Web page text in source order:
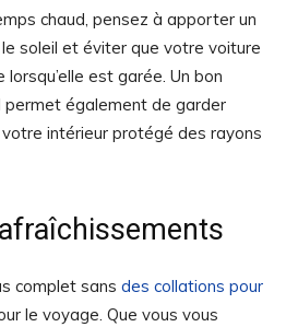
chaud, pensez à apporter un
soleil et éviter que votre voiture
est garée. Un bon
également de garder
intérieur protégé des rayons
complet sans des collations pour
le voyage. Que vous vous